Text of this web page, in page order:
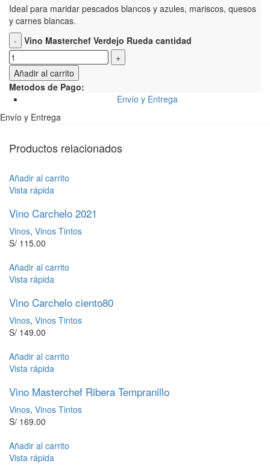
Ideal para maridar pescados blancos y azules, mariscos, quesos
y carnes blancas.
Vino Masterchef Verdejo Rueda cantidad
Añadir al carrito
Metodos de Pago:
Envío y Entrega
Envío y Entrega
Productos relacionados
Añadir al carrito
Vista rápida
Vino Carchelo 2021
Vinos, Vinos Tintos
S/ 115.00
Añadir al carrito
Vista rápida
Vino Carchelo ciento80
Vinos, Vinos Tintos
S/ 149.00
Añadir al carrito
Vista rápida
Vino Masterchef Ribera Tempranillo
Vinos, Vinos Tintos
S/ 169.00
Añadir al carrito
Vista rápida